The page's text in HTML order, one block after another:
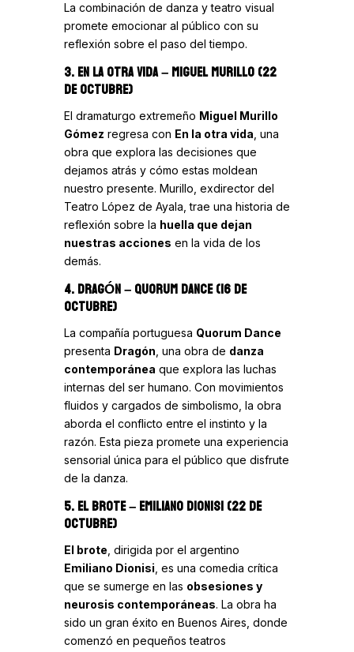
La combinación de danza y teatro visual
promete emocionar al público con su
reflexión sobre el paso del tiempo.
3. EN LA OTRA VIDA– MIGUEL MURILLO (22
DE OCTUBRE)
El dramaturgo extremeño Miguel Murillo
Gómez regresa con En la otra vida , una
obra que explora las decisiones que
dejamos atrás y cómo estas moldean
nuestro presente. Murillo, exdirector del
Teatro López de Ayala, trae una historia de
reflexión sobre la huella que dejan
nuestras acciones en la vida de los
demás.
4. DRAGÓN– QUORUM DANCE (16 DE
OCTUBRE)
La compañía portuguesa Quorum Dance
presenta Dragón , una obra de danza
contemporánea que explora las luchas
internas del ser humano. Con movimientos
fluidos y cargados de simbolismo, la obra
aborda el conflicto entre el instinto y la
razón. Esta pieza promete una experiencia
sensorial única para el público que disfrute
de la danza.
5. EL BROTE– EMILIANO DIONISI (22 DE
OCTUBRE)
El brote , dirigida por el argentino
Emiliano Dionisi , es una comedia crítica
que se sumerge en las obsesiones y
neurosis contemporáneas. La obra ha
sido un gran éxito en Buenos Aires, donde
comenzó en pequeños teatros